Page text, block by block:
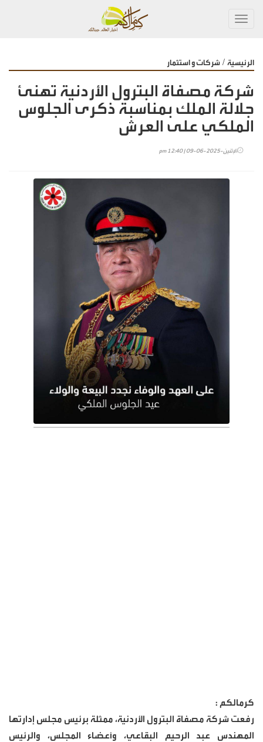
الرئيسية / شركات و استثمار
شركة مصفاة البترول الأردنية تهنئ
جلالة الملك بمناسبة ذكرى الجلوس
الملكي على العرش
الإثنين-2025-06-09 | 12:40 pm
كرمالكم :
رفعت شركة مصفاة البترول الأردنية، ممثلة برئيس مجلس إدارتها
المهندس عبد الرحيم البقاعي، وأعضاء المجلس، والرئيس